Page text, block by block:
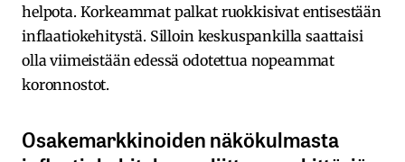
helpota. Korkeammat palkat ruokkisivat entisestään
inflaatiokehitystä. Silloin keskuspankilla saattaisi
olla viimeistään edessä odotettua nopeammat
koronnostot.
Osakemarkkinoiden näkökulmasta